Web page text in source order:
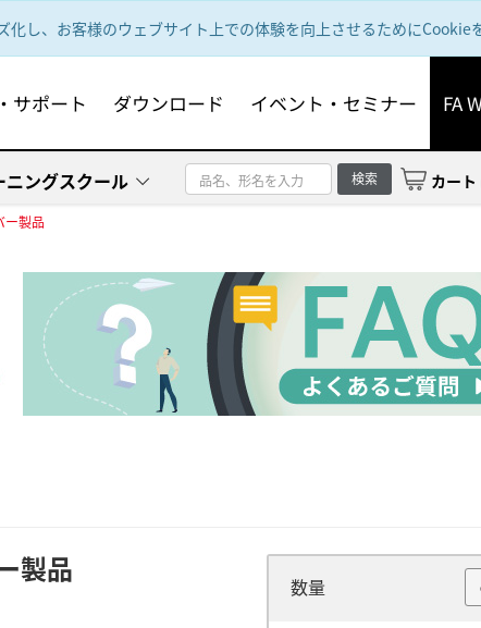
し、お客様のウェブサイト上での体験を向上させるためにCookie
サポート ダウンロード イベント・セミナー FA
ニングスクール 検索 カート
ー製品
製品 数量